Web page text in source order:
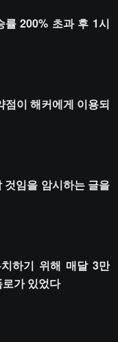
200% 초과 후 1시
이 해커에게 이용되
임을 암시하는 글을
하기 위해 매달 3만
가 있었다